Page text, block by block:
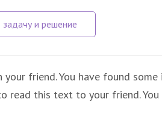
friend. You have found
read this text to your friend.